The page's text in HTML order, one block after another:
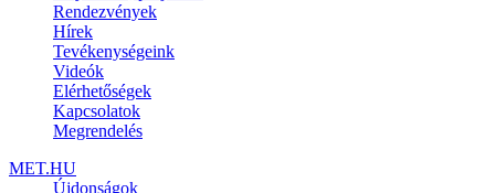
Rendezvények
Hírek
Tevékenységeink
Videók
Elérhetőségek
Kapcsolatok
Megrendelés
MET.HU
Újdonságok